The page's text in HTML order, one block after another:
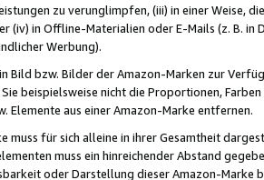
zu verunglimpfen, (iii) in einer Weise,
(iv) in Offline-Materialien oder E-Mails (z. B. in
Werbung).
Bild bzw. Bilder der Amazon-Marken zur
beispielsweise nicht die Proportionen,
Elemente aus einer Amazon-Marke entfernen.
muss für sich alleine in ihrer Gesamtheit
muss ein hinreichender Abstand
oder Darstellung dieser Amazon-Marke